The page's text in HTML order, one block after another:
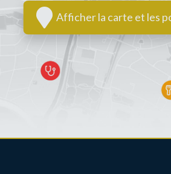
Afficher la carte et les